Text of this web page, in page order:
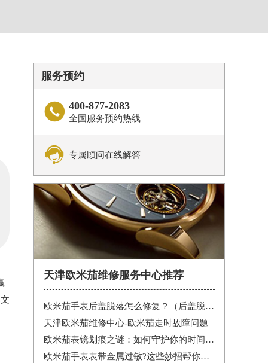
服务预约
 400-877-2083
全国服务预约热线
 专属顾问在线解答
天津欧米茄维修服务中心推荐
欧米茄手表后盖脱落怎么修复？（后盖脱落解决办法）
天津欧米茄维修中心-欧米茄走时故障问题
欧米茄表镜划痕之谜：如何守护你的时间印记
欧米茄手表表带金属过敏?这些妙招帮你轻松解决